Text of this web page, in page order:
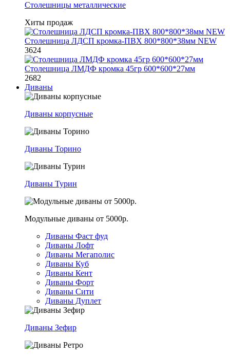
Столешницы металлические
Хиты продаж
Столешница ЛДСП кромка-ПВХ 800*800*38мм NEW
3624
Столешница ЛМДФ кромка 45гр 600*600*27мм
2682
Диваны
Диваны корпусные
Диваны Торино
Диваны Турин
Модульные диваны от 5000р.
Диваны Фаст фуд
Диваны Лофт
Диваны Мегаполис
Диваны Куб
Диваны Кент
Диваны Форт
Диваны Сити
Диваны Дуплет
Диваны Зефир